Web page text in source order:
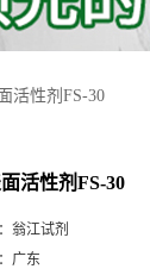
活性剂FS-30
活性剂FS-30
翁江试剂
广东